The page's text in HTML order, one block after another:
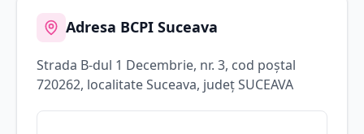
Adresa BCPI Suceava
Strada B-dul 1 Decembrie, nr. 3, cod poștal
720262, localitateSuceava, județSUCEAVA